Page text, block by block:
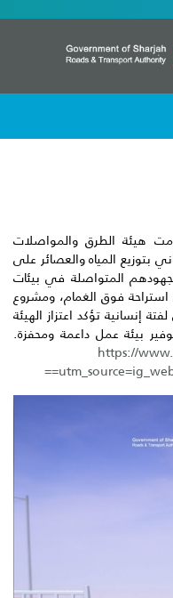
هيئة الطرق والمواصلات
بتوزيع المياه والعصائر على
المتواصلة في بيئات
استراحة فوق الغمام، ومشروع
إنسانية تؤكد اعتزاز الهيئة
بيئة عمل داعمة ومحفزة.
https://